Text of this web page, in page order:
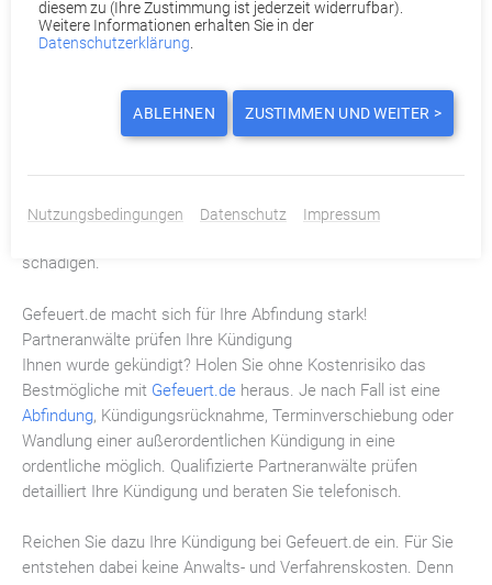
Kommt es hart auf hart, hat der Beschäftigte das Recht, mit
muss innerhalb von drei Wochen eingereicht werden. Dabei
liegt die Beweislast laut Fuhlrott stets beim Unternehmen: „Der
Arbeitgeber muss die objektiven Tatsachen, die den
schwerwiegend genug sein, das Vertrauensverhältnis
schädigen.
Gefeuert.de macht sich für Ihre Abfindung stark!
Partneranwälte prüfen Ihre Kündigung
Ihnen wurde gekündigt? Holen Sie ohne Kostenrisiko das
Bestmögliche mit Gefeuert.de heraus. Je nach Fall ist eine
Abfindung, Kündigungsrücknahme, Terminverschiebung oder
Wandlung einer außerordentlichen Kündigung in eine
ordentliche möglich. Qualifizierte Partneranwälte prüfen
detailliert Ihre Kündigung und beraten Sie telefonisch.
Reichen Sie dazu Ihre Kündigung bei Gefeuert.de ein. Für Sie
entstehen dabei keine Anwalts- und Verfahrenskosten. Denn
diesem zu (Ihre Zustimmung ist jederzeit widerrufbar).
Weitere Informationen erhalten Sie in der
Datenschutzerklärung
ABLEHNEN ZUSTIMMEN UND WEITER >
Nutzungsbedingungen Datenschutz Impressum